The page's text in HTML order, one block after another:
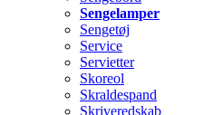
Sengelamper
Sengetøj
Service
Servietter
Skoreol
Skraldespand
Skriveredskab